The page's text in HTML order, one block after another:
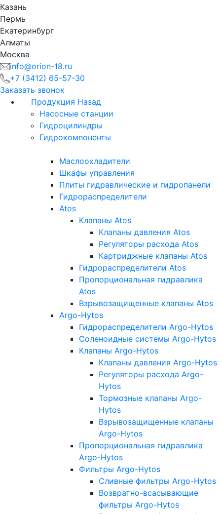
Казань
Пермь
Екатеринбург
Алматы
Москва
info@orion-18.ru
+7 (3412) 65-57-30
Заказать звонок
Продукция Назад
Насосные станции
Гидроцилиндры
Гидрокомпоненты
Маслоохладители
Шкафы управления
Плиты гидравлические и гидропанели
Гидрораспределители
Atos
Клапаны Atos
Клапаны давления Atos
Регуляторы расхода Atos
Картриджные клапаны Atos
Гидрораспределители Atos
Пропорциональная гидравлика
Atos
Взрывозащищенные клапаны Atos
Argo-Hytos
Гидрораспределители Argo-Hytos
Соленоидные системы Argo-Hytos
Клапаны Argo-Hytos
Клапаны давления Argo-Hytos
Регуляторы расхода Argo-
Hytos
Тормозные клапаны Argo-
Hytos
Взрывозащищенные клапаны
Argo-Hytos
Пропорциональная гидравлика
Argo-Hytos
Фильтры Argo-Hytos
Сливные фильтры Argo-Hytos
Возвратно-всасывающие
фильтры Argo-Hytos